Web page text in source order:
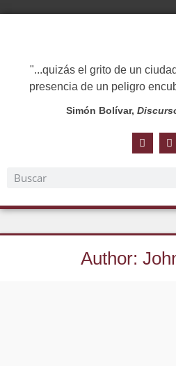
"...quizás el grito de un
presencia de un peligro
Simón Bolívar,
Author: